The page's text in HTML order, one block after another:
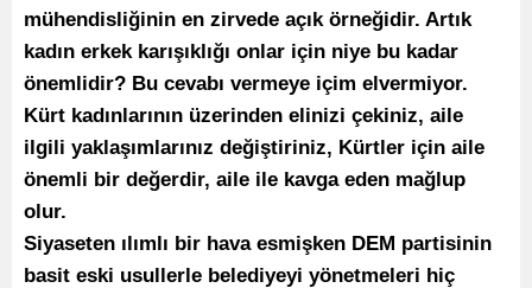
mühendisliğinin en zirvede açık örneğidir. Artık
kadın erkek karışıklığı onlar için niye bu kadar
önemlidir? Bu cevabı vermeye içim elvermiyor.
Kürt kadınlarının üzerinden elinizi çekiniz, aile
ilgili yaklaşımlarınız değiştiriniz, Kürtler için aile
önemli bir değerdir, aile ile kavga eden mağlup
olur.
Siyaseten ılımlı bir hava esmişken DEM partisinin
basit eski usullerle belediyeyi yönetmeleri hiç